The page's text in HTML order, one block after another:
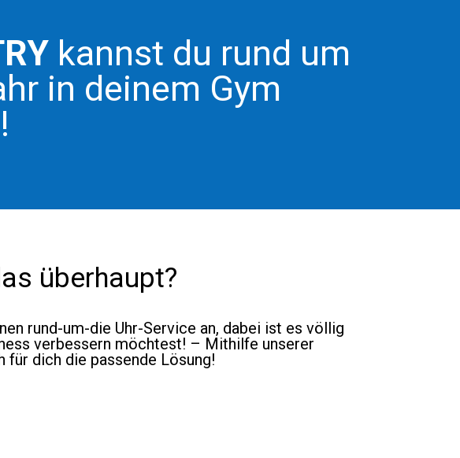
kannst du rund um
in deinem Gym
überhaupt?
rund-um-die Uhr-Service an, dabei ist es völlig
verbessern möchtest! – Mithilfe unserer
für dich die passende Lösung!